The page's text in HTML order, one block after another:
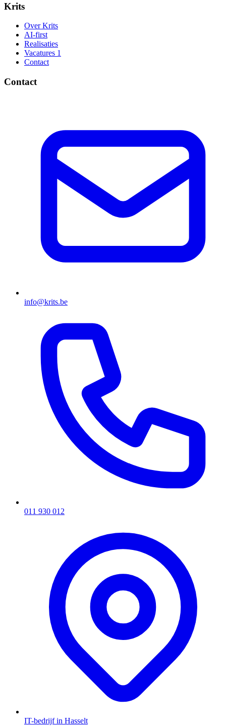
Krits
Over Krits
AI-first
Realisaties
Vacatures 1
Contact
Contact
info@krits.be
011 930 012
IT-bedrijf in Hasselt